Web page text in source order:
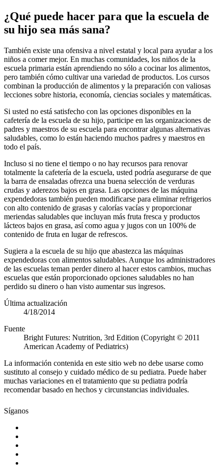
¿Qué puede hacer para que la escuela de
su hijo sea más sana?
También existe una ofensiva a nivel estatal y local para ayudar a los
niños a comer mejor. En muchas comunidades, los niños de la
escuela primaria están aprendiendo no sólo a cocinar los alimentos,
pero también cómo cultivar una variedad de productos. Los cursos
combinan la producción de alimentos y la preparación con valiosas
lecciones sobre historia, economía, ciencias sociales y matemáticas.
Si usted no está satisfecho con las opciones disponibles en la
cafetería de la escuela de su hijo, participe en las organizaciones de
padres y maestros de su escuela para encontrar algunas alternativas
saludables, como lo están haciendo muchos padres y maestros en
todo el país.
Incluso si no tiene el tiempo o no hay recursos para renovar
totalmente la cafetería de la escuela, usted podría asegurarse de que
la barra de ensaladas ofrezca una buena selección de verduras
crudas y aderezos bajos en grasa. Las opciones de las máquina
expendedoras también pueden modificarse para eliminar refrigerios
con alto contenido de grasas y calorías vacías y proporcionar
meriendas saludables que incluyan más fruta fresca y productos
lácteos bajos en grasa, así como agua y jugos con un 100% de
contenido de fruta en lugar de refrescos.
Sugiera a la escuela de su hijo que abastezca las máquinas
expendedoras con alimentos saludables. Aunque los administradores
de las escuelas teman perder dinero al hacer estos cambios, muchas
escuelas que están proporcionado opciones saludables no han
perdido su dinero o han visto aumentar sus ingresos.
Última actualización
4/18/2014
Fuente
Bright Futures: Nutrition, 3rd Edition (Copyright © 2011
American Academy of Pediatrics)
La información contenida en este sitio web no debe usarse como
sustituto al consejo y cuidado médico de su pediatra. Puede haber
muchas variaciones en el tratamiento que su pediatra podría
recomendar basado en hechos y circunstancias individuales.
Síganos